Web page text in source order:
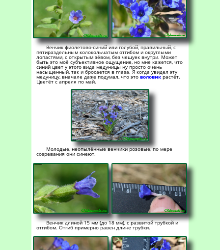
Венчик фиолетово-синий или голубой, правильный, с
пятираздельным колокольчатым отгибом и округлыми
лопастями, с открытым зёвом, без чешуек внутри. Может
быть это моё субъективное ощущение, но мне кажется, что
синий цвет у этого вида медуницы ну просто очень
насыщенный, так и бросается в глаза. Я когда увидел эту
медуницу, вначале даже подумал, что это воловикрастёт.
Цветёт с апреля по май.
Молодые, неопылённые венчики розовые, по мере
созревания они синеют.
Венчик длиной 15 мм (до 18 мм), с развитой трубкой и
отгибом. Отгиб примерно равен длине трубки.